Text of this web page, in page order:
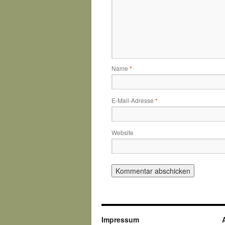
Name *
E-Mail-Adresse *
Website
Impressum